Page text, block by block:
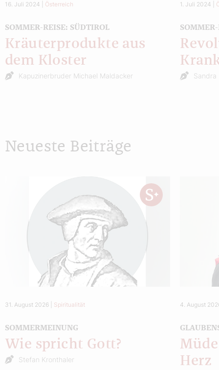
16. Juli 2024 Österreich
SOMMER-REISE: SÜDTIROL
Kräuterprodukte aus
dem Kloster
Kapuzinerbruder Michael Maldacker
1. Juli 2024
Sandra
Neueste Beiträge
31. August 2026 Spiritualität
SOMMERMEINUNG
Wie spricht Gott?
Stefan Kronthaler
4. August
Herz